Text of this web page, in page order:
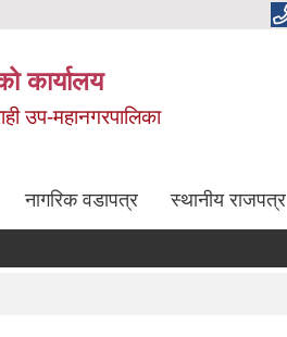
कार्यालय
उप-महानगरपालिका
नागरिक वडापत्र स्थानीय राजपत्र